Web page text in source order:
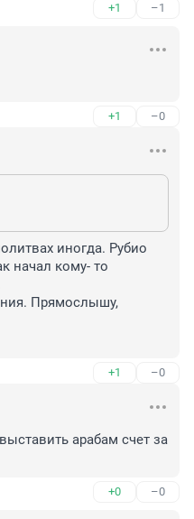
+1 –1
+1 –0
иногда. Рубио
начал кому- то
Прямослышу,
+1 –0
арабам счет за
+0 –0